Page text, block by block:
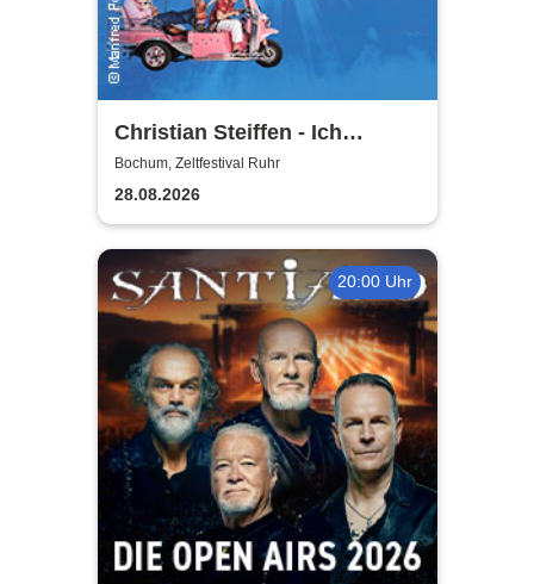
Christian Steiffen - Ich
komme! 2026
Bochum, Zeltfestival Ruhr
28.08.2026
20:00 Uhr